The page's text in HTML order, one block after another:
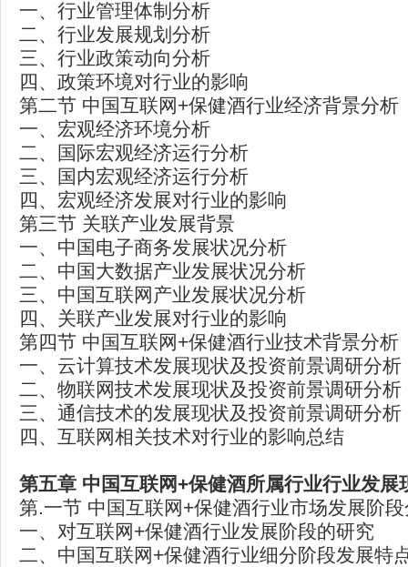
一、行业管理体制分析
二、行业发展规划分析
三、行业政策动向分析
四、政策环境对行业的影响
第二节 中国互联网+保健酒行业经济背景分析
一、宏观经济环境分析
二、国际宏观经济运行分析
三、国内宏观经济运行分析
四、宏观经济发展对行业的影响
第三节 关联产业发展背景
一、中国电子商务发展状况分析
二、中国大数据产业发展状况分析
三、中国互联网产业发展状况分析
四、关联产业发展对行业的影响
第四节 中国互联网+保健酒行业技术背景分析
一、云计算技术发展现状及投资前景调研分析
二、物联网技术发展现状及投资前景调研分析
三、通信技术的发展现状及投资前景调研分析
四、互联网相关技术对行业的影响总结
第五章 中国互联网+保健酒所属行业行业发展
第.一节 中国互联网+保健酒行业市场发展阶
一、对互联网+保健酒行业发展阶段的研究
二、中国互联网+保健酒行业细分阶段发展特